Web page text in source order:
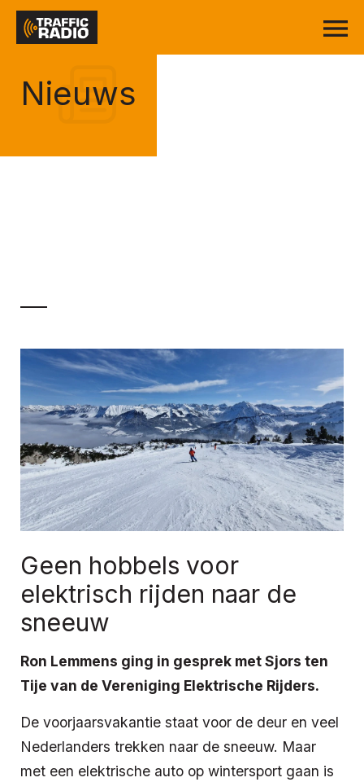
Nieuws
Geen hobbels voor
elektrisch rijden naar de
sneeuw
Ron Lemmens ging in gesprek met Sjors ten
Tije van de Vereniging Elektrische Rijders.
De voorjaarsvakantie staat voor de deur en veel
Nederlanders trekken naar de sneeuw. Maar
met een elektrische auto op wintersport gaan is